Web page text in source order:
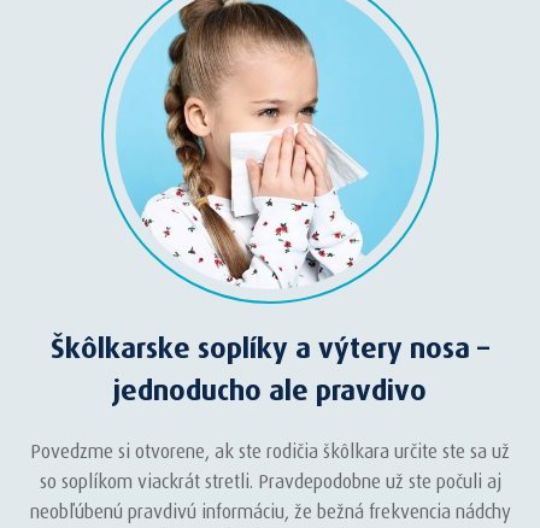
Škôlkarske soplíky a výtery nosa –
jednoducho ale pravdivo
Povedzme si otvorene, ak ste rodičia škôlkara určite ste sa už
so soplíkom viackrát stretli. Pravdepodobne už ste počuli aj
neobľúbenú pravdivú informáciu, že bežná frekvencia nádchy